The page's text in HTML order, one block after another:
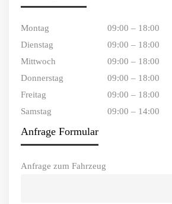
Montag
09:00 – 18:00
Dienstag
09:00 – 18:00
Mittwoch
09:00 – 18:00
Donnerstag
09:00 – 18:00
Freitag
09:00 – 18:00
Samstag
09:00 – 14:00
Anfrage Formular
Anfrage zum Fahrzeug